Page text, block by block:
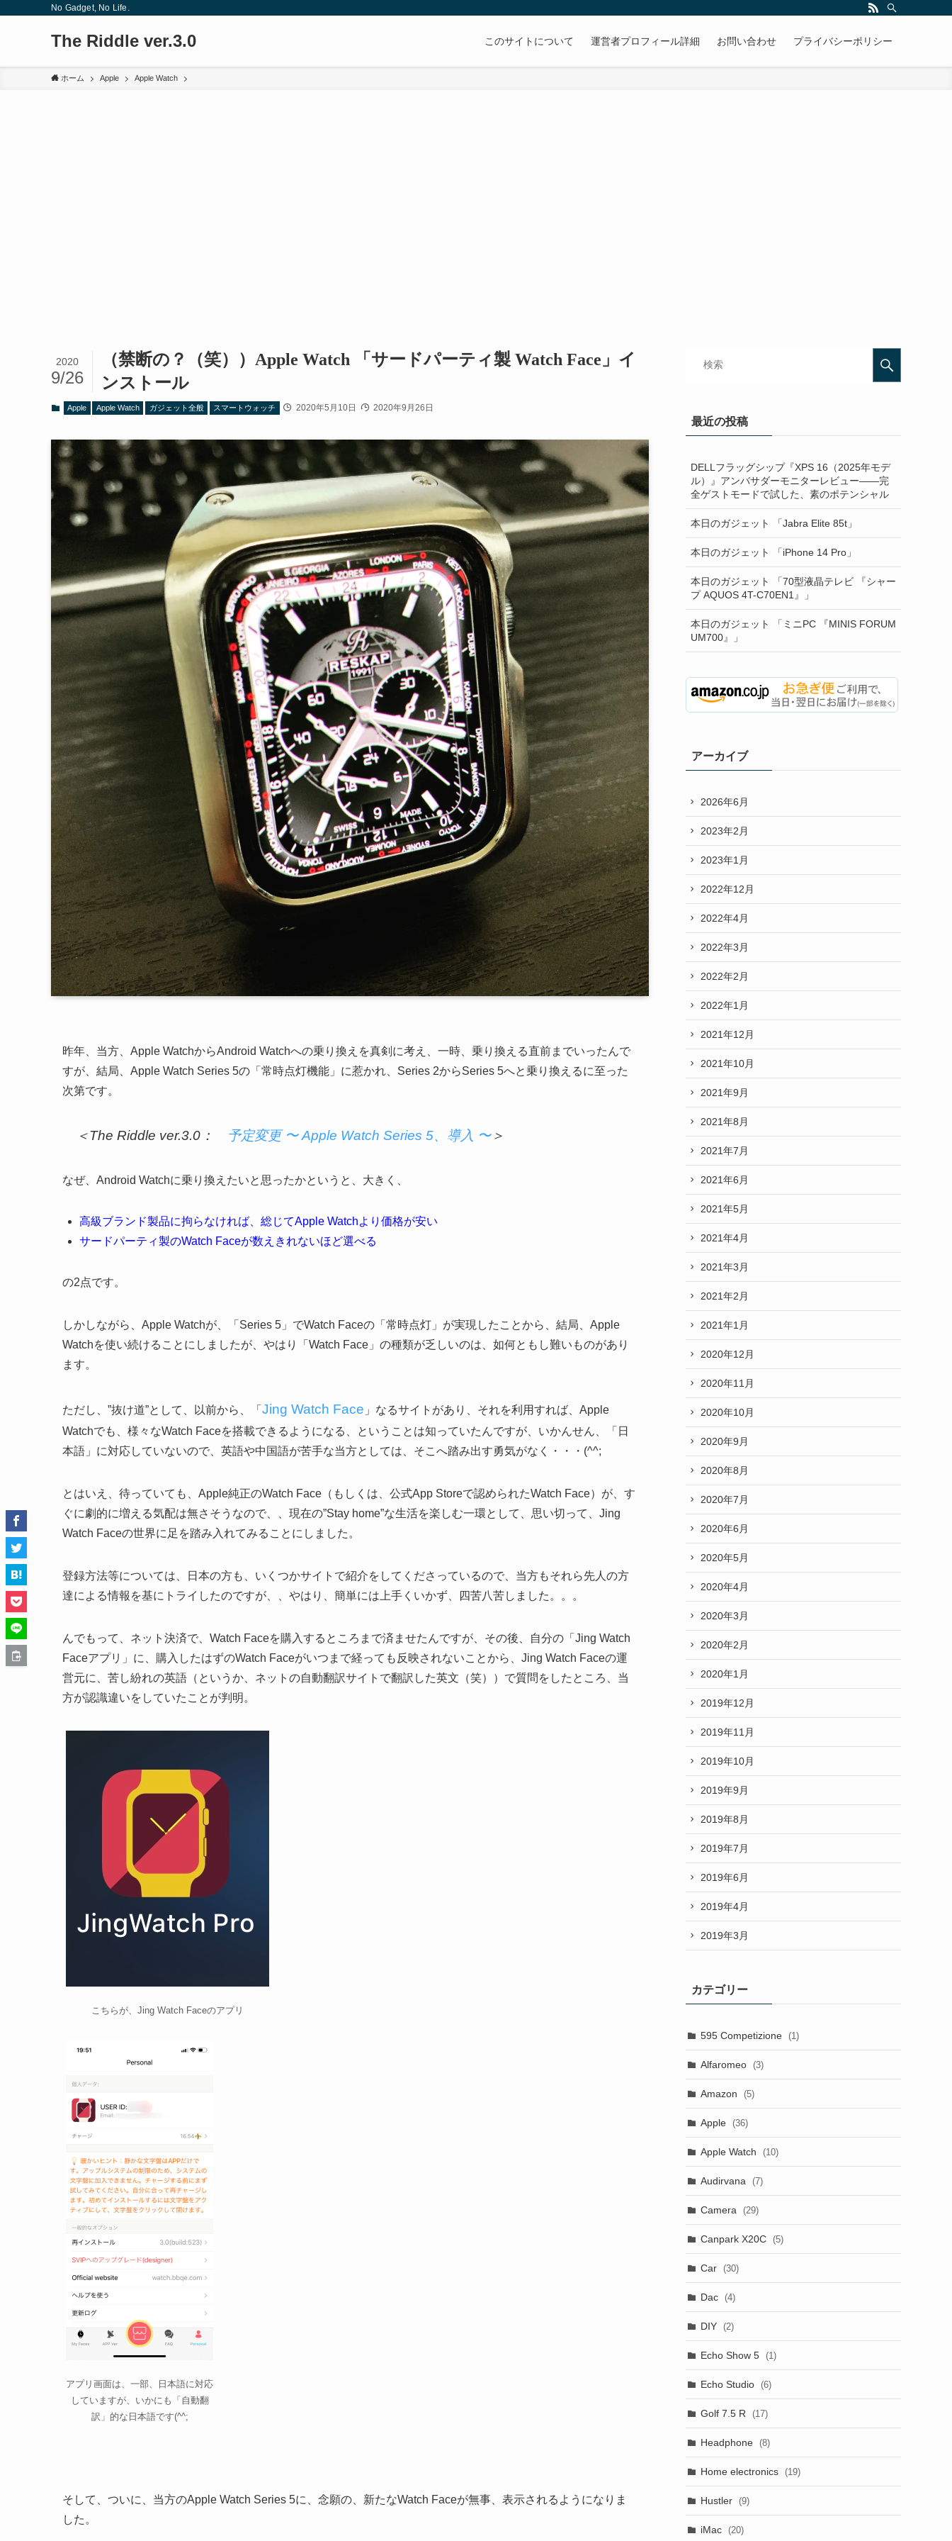
No Gadget, No Life.
The Riddle ver.3.0 このサイトについて 運営者プロフィール詳細 お問い合わせ プライバシーポリシー
ホーム Apple Apple Watch
（禁断の？（笑））Apple Watch 「サードパーティ製 Watch Face」イ
ンストール
2020
9/26
Apple Apple Watch ガジェット全般 スマートウォッチ 2020年5月10日 2020年9月26日
昨年、当方、Apple WatchからAndroid Watchへの乗り換えを真剣に考え、一時、乗り換える直前までいったんで
すが、結局、Apple Watch Series 5の「常時点灯機能」に惹かれ、Series 2からSeries 5へと乗り換えるに至った
次第です。
＜The Riddle ver.3.0： 予定変更 〜 Apple Watch Series 5、導入 〜＞
なぜ、Android Watchに乗り換えたいと思ったかというと、大きく、
高級ブランド製品に拘らなければ、総じてApple Watchより価格が安い
サードパーティ製のWatch Faceが数えきれないほど選べる
の2点です。
しかしながら、Apple Watchが、「Series 5」でWatch Faceの「常時点灯」が実現したことから、結局、Apple
Watchを使い続けることにしましたが、やはり「Watch Face」の種類が乏しいのは、如何ともし難いものがあり
ます。
ただし、”抜け道”として、以前から、「 Jing Watch Face 」なるサイトがあり、それを利用すれば、Apple
Watchでも、様々なWatch Faceを搭載できるようになる、ということは知っていたんですが、いかんせん、「日
本語」に対応していないので、英語や中国語が苦手な当方としては、そこへ踏み出す勇気がなく・・・(^^;
とはいえ、待っていても、Apple純正のWatch Face（もしくは、公式App Storeで認められたWatch Face）が、す
ぐに劇的に増える気配は無さそうなので、、現在の”Stay home”な生活を楽しむ一環として、思い切って、Jing
Watch Faceの世界に足を踏み入れてみることにしました。
登録方法等については、日本の方も、いくつかサイトで紹介をしてくださっているので、当方もそれら先人の方
達による情報を基にトライしたのですが、、やはり、簡単には上手くいかず、四苦八苦しました。。。
んでもって、ネット決済で、Watch Faceを購入するところまで済ませたんですが、その後、自分の「Jing Watch
Faceアプリ」に、購入したはずのWatch Faceがいつまで経っても反映されないことから、Jing Watch Faceの運
営元に、苦し紛れの英語（というか、ネットの自動翻訳サイトで翻訳した英文（笑））で質問をしたところ、当
方が認識違いをしていたことが判明。
こちらが、Jing Watch Faceのアプリ
アプリ画面は、一部、日本語に対応
していますが、いかにも「自動翻
訳」的な日本語です(^^;
そして、ついに、当方のApple Watch Series 5に、念願の、新たなWatch Faceが無事、表示されるようになりま
した。
最近の投稿
DELLフラッグシップ『XPS 16（2025年モデ
ル）』アンバサダーモニターレビュー——完
全ゲストモードで試した、素のポテンシャル
本日のガジェット 「Jabra Elite 85t」
本日のガジェット 「iPhone 14 Pro」
本日のガジェット 「70型液晶テレビ 『シャー
プ AQUOS 4T-C70EN1』」
本日のガジェット 「ミニPC 『MINIS FORUM
UM700』」
アーカイブ
2026年6月
2023年2月
2023年1月
2022年12月
2022年4月
2022年3月
2022年2月
2022年1月
2021年12月
2021年10月
2021年9月
2021年8月
2021年7月
2021年6月
2021年5月
2021年4月
2021年3月
2021年2月
2021年1月
2020年12月
2020年11月
2020年10月
2020年9月
2020年8月
2020年7月
2020年6月
2020年5月
2020年4月
2020年3月
2020年2月
2020年1月
2019年12月
2019年11月
2019年10月
2019年9月
2019年8月
2019年7月
2019年6月
2019年4月
2019年3月
カテゴリー
595 Competizione (1)
Alfaromeo (3)
Amazon (5)
Apple (36)
Apple Watch (10)
Audirvana (7)
Camera (29)
Canpark X20C (5)
Car (30)
Dac (4)
DIY (2)
Echo Show 5 (1)
Echo Studio (6)
Golf 7.5 R (17)
Headphone (8)
Home electronics (19)
Hustler (9)
iMac (20)